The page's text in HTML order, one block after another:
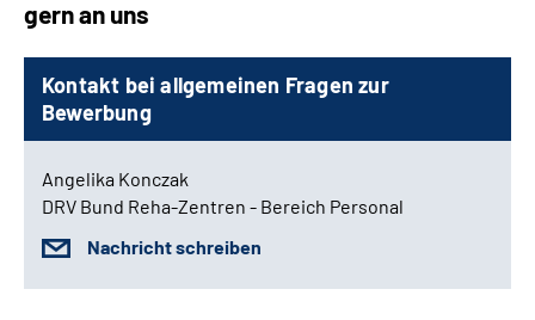
gern an uns
Kontakt bei allgemeinen Fragen zur
Bewerbung
Angelika Konczak
DRV Bund Reha-Zentren - Bereich Personal
Nachricht schreiben